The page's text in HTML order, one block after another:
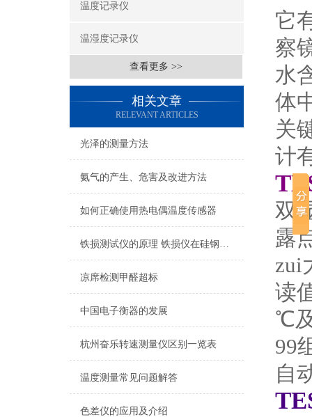
温度记录仪
温湿度记录仪
查看更多 >>
相关文章
RELEVANT ARTICLES
光泽的测量方法
氨气的产生、危害及改进方法
如何正确使用热电偶温度传感器
铁损测试仪的原理 铁损仪在硅钢片的应用
凉席检测甲醛超标
中国电子衡器的发展
杭州奋乐转速测量仪区别一览表
温度测量常见问题解答
色差仪的应用及介绍
它
察
水
体
关
计
双
露
zui
读
℃
99
自